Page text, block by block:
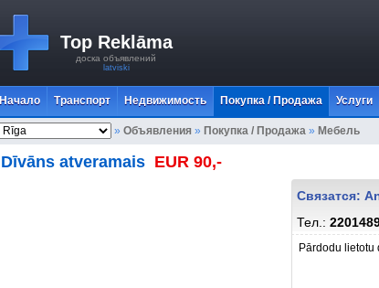
Top Reklāma
доска объявлений
latviski
Начало Транспорт Недвижимость Покупка / Продажа Услуги
» Объявления » Покупка / Продажа » Мебель
Dīvāns atveramais EUR 90,-
Связатся:
Тел.:
Pārdodu lietotu